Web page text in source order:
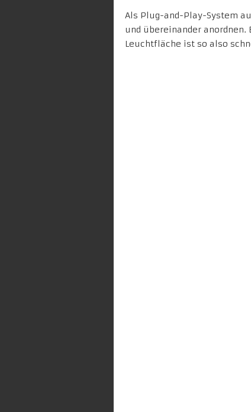
Als Plug-and-Play-System
und übereinander
Leuchtfläche ist so also